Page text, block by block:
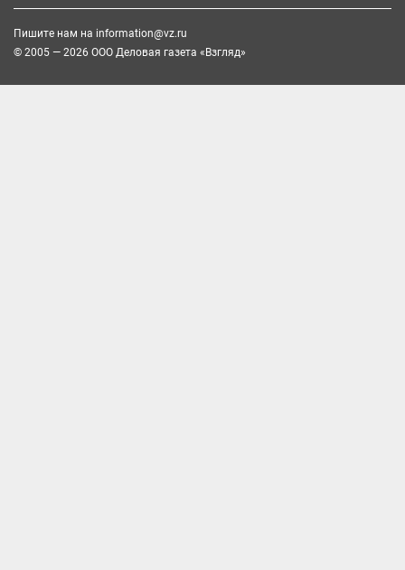
Пишите нам на information@vz.ru
© 2005 — 2026 ООО Деловая газета «Взгляд»